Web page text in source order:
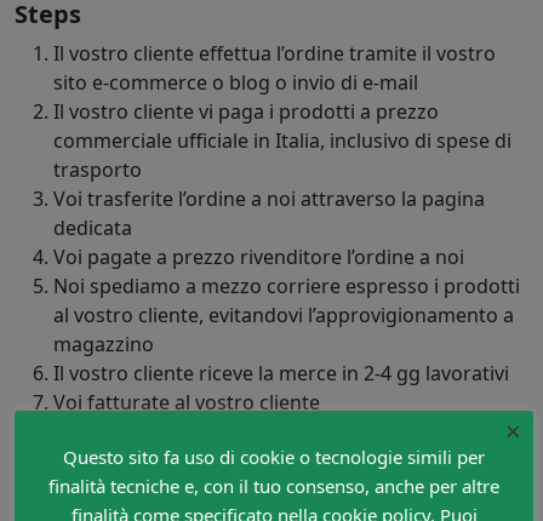
Steps
Il vostro cliente effettua l’ordine tramite il vostro
sito e-commerce o blog o invio di e-mail
Il vostro cliente vi paga i prodotti a prezzo
commerciale ufficiale in Italia, inclusivo di spese di
trasporto
Voi trasferite l’ordine a noi attraverso la pagina
dedicata
Voi pagate a prezzo rivenditore l’ordine a noi
Noi spediamo a mezzo corriere espresso i prodotti
al vostro cliente, evitandovi l’approvigionamento a
magazzino
Il vostro cliente riceve la merce in 2-4 gg lavorativi
Voi fatturate al vostro cliente
spedizione quello del vostro cliente
Area Rivenditori in dropshipping
×
Questo sito fa uso di cookie o tecnologie simili per
finalità tecniche e, con il tuo consenso, anche per altre
finalità come specificato nella cookie policy. Puoi